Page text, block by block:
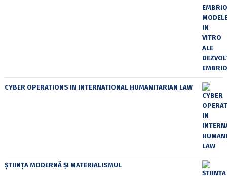
CYBER OPERATIONS IN INTERNATIONAL HUMANITARIAN LAW
ȘTIINȚA MODERNĂ ȘI MATERIALISMUL